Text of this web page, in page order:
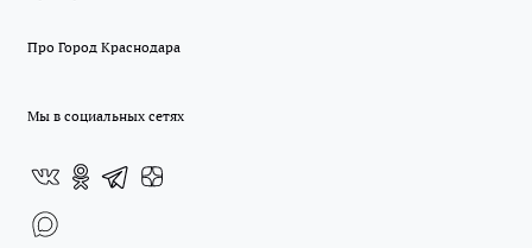
Про Город Краснодара
Мы в социальных сетях